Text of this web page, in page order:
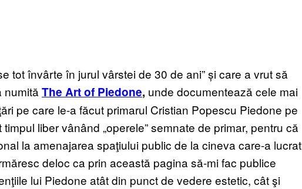
tot învârte în jurul vârstei de 30 de ani” și care a vrut să
numită The Art of Piedone, unde documentează cele mai
pe care le-a făcut primarul Cristian Popescu Piedone pe
liber vânând „operele” semnate de primar, pentru că
la amenajarea spaţiului public de la cineva care-a lucrat
deloc ca prin această pagina să-mi fac publice
lui Piedone atât din punct de vedere estetic, cât şi